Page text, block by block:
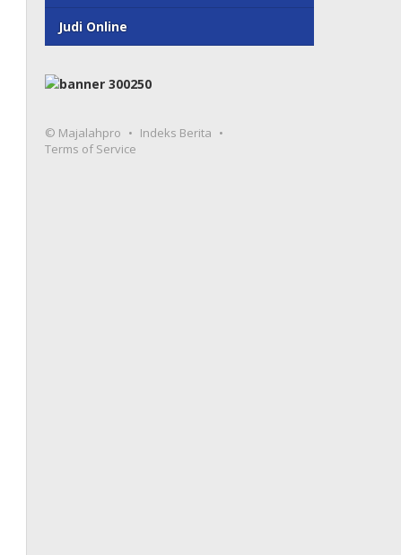
Judi Online
© Majalahpro
Indeks Berita
Terms of Service